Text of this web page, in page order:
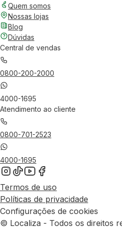
Quem somos
Nossas lojas
Blog
Dúvidas
Central de vendas
0800-200-2000
4000-1695
Atendimento ao cliente
0800-701-2523
4000-1695
Termos de uso
Políticas de privacidade
Configurações de cookies
© Localiza - Todos os direitos